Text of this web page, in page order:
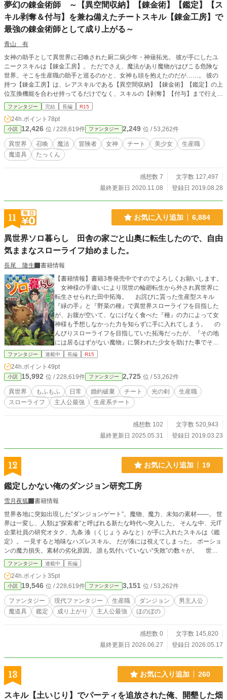
夢幻の錬金術師 ～【異空間収納】【錬金術】【鑑定】【ス
キル剥奪＆付与】を兼ね備えたチートスキル【錬金工房】で
最強の錬金術師として成り上がる～
青山 有
女神の助手として異世界に召喚された厨二病少年・神薙拓光。 彼が手にしたユ
ニークスキルは【錬金工房】。 ただでさえ、魔法があり魔物がはびこる危険な
世界。そこを生産職の助手と巡るのかと、女神も頭を抱えたのだが……。 彼の
持つ【錬金工房】は、レアスキルである【異空間収納】【錬金術】【鑑定】の上
位互換機能を合わせ持ってるだけでなく、スキルの【剥奪】【付与】まで行える
という、女神の想像を遥かに超えたチートスキルだった。 これは一人の少年が
異世界で伝説の錬金術師として成り上がっていく物語。 ※カクヨムにも投稿し
ています
ファンタジー 完結 長編 R15
24h.ポイント 78pt
小説 12,426 位 / 228,619件 ファンタジー 2,249 位 / 53,262件
異世界 召喚 魔法 冒険者 女神 チート 美少女
生産職
魔道具
たっくん
感想数 7
文字数 127,497
最終更新日 2020.11.08
登録日 2019.08.28
11 お気に入り追加 6,884
異世界ソロ暮らし 田舎の家ごと山奥に転生したので、自由
気ままなスローライフ始めました。
長尾 隆生
書籍情報
【書籍情報】書籍3巻発売中ですのでよろしくお願いします。
女神様の手違いにより現世の輪廻転生から外され異世界に
転生させられた田中拓海。 お詫びに貰った生産型スキル
『緑の手』と『野菜の種』で異世界スローライフを目指した
が、お腹が空いて、なにげなく食べた『種』の力によって女
神様も予想しなかった力を知らずに手に入れてしまう。 の
んびりスローライフを目指していた拓海だったが、『その地
には居るはずがない魔物』に襲われた少女を助けた事でその
計画の歯車は狂っていく。 ドワーフ、エルフ、獣人、人
でぶち壊し、理想のスローライフを目指すのだった。 中二
心溢れる剣と魔法の世界で、徒手空拳のみで戦う男の成り上
がりファンタジー開幕。 旧題：チートの種～知らない間に異
世界最強になってスローライフ～
ファンタジー 連載中 長編 R15
24h.ポイント 49pt
小説 15,992 位 / 228,619件 ファンタジー 2,725 位 / 53,262件
異世界 もふもふ 日常 婚約破棄 チート 光の剣
生産職
スローライフ
主人公最強 生産系チート
感想数 102
文字数 520,943
最終更新日 2025.05.31
登録日 2019.03.23
12 お気に入り追加 19
鑑定しかない俺のダンジョン研究工房
雪月夜狐
書籍情報
世界各地に突如出現した“ダンジョンゲート”。魔物、魔力、未知の素材――。 世
界は一変し、人類は“探索者”と呼ばれる新たな時代へ突入した。 そんな中、元IT
企業社員の研究オタク、九条 湊（くじょう みなと）が手に入れたスキルは《鑑
定》。 一見すると地味なハズレスキル。 だが湊には視えてしまった。 ポーショ
ンの魔力損失。素材の劣化原因。 誰も気付いていない“失敗”の数々が。 世間
では高級品とされる回復薬ですら、湊から見れば効率一〇％台の欠陥品。
「……なんでこれで完成扱いなんだ？」 研究、検証、実験、爆発。 現代知識と
異常な探究心を武器に、湊は失われたレシピを次々と解読していく。 やがて彼
の作るポーションや装備は、探索者業界の常識を覆し、国家すら無視できない存
在となっていく――。 これは、誰も“本当の成功”を知らない世界で、ただ一人、
正解へ辿り着いてしまった研究者の物語。
ファンタジー 連載中 長編
24h.ポイント 35pt
小説 19,546 位 / 228,619件 ファンタジー 3,151 位 / 53,262件
ファンタジー 現代ファンタジー 生産職 ダンジョン
男主人公
魔道具
鑑定 成り上がり 主人公最強 ほのぼの
感想数 0
文字数 145,820
最終更新日 2026.06.27
登録日 2026.05.17
13 お気に入り追加 260
スキル【土いじり】でパーティを追放された俺、開墾した畑